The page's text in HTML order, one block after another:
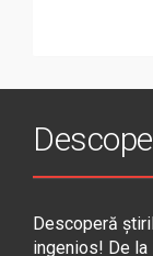
Descoperă
ingenios! De